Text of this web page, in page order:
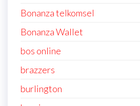
Bonanza telkomsel
Bonanza Wallet
bos online
brazzers
burlington